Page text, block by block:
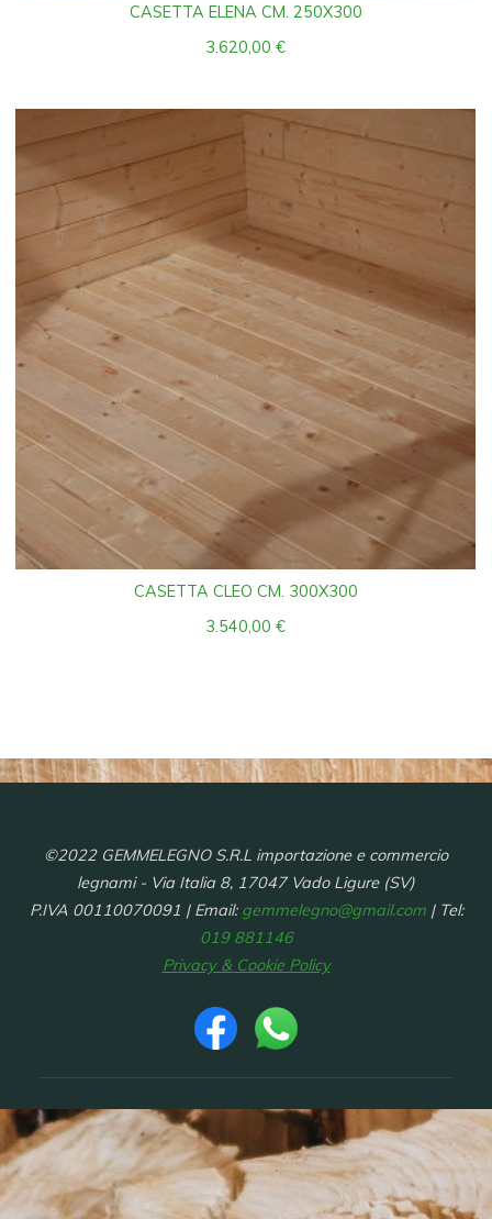
CASETTA ELENA CM. 250X300
3.620,00€
CASETTA CLEO CM. 300X300
3.540,00€
©2022 GEMMELEGNO S.R.L importazione e commercio
legnami - Via Italia 8, 17047 Vado Ligure (SV)
P.IVA 00110070091 | Email: gemmelegno@gmail.com| Tel:
019 881146
Privacy & Cookie Policy